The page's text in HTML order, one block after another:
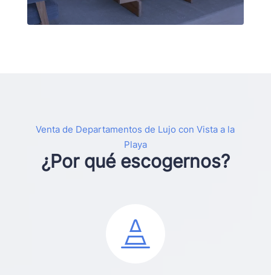
Venta de Departamentos de Lujo con Vista a la
Playa
¿Por qué escogernos?
